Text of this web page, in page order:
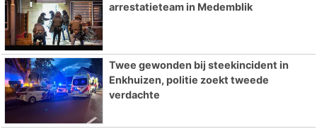
arrestatieteam in Medemblik
Twee gewonden bij steekincident in
Enkhuizen, politie zoekt tweede
verdachte